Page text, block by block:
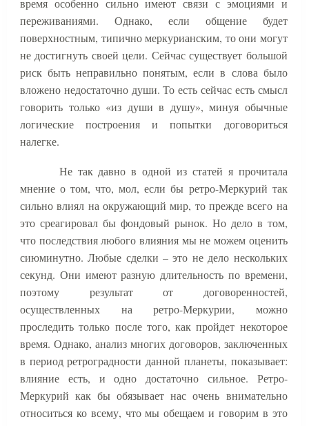
время особенно сильно имеют связи с эмоциями и
переживаниями. Однако, если общение будет
поверхностным, типично меркурианским, то они могут
не достигнуть своей цели. Сейчас существует большой
риск быть неправильно понятым, если в слова было
вложено недостаточно души. То есть сейчас есть смысл
говорить только «из души в душу», минуя обычные
логические построения и попытки договориться
налегке.
Не так давно в одной из статей я прочитала
мнение о том, что, мол, если бы ретро-Меркурий так
сильно влиял на окружающий мир, то прежде всего на
это среагировал бы фондовый рынок. Но дело в том,
что последствия любого влияния мы не можем оценить
сиюминутно. Любые сделки – это не дело нескольких
секунд. Они имеют разную длительность по времени,
поэтому результат от договоренностей,
осуществленных на ретро-Меркурии, можно
проследить только после того, как пройдет некоторое
время. Однако, анализ многих договоров, заключенных
в период ретроградности данной планеты, показывает:
влияние есть, и одно достаточно сильное. Ретро-
Меркурий как бы обязывает нас очень внимательно
относиться ко всему, что мы обещаем и говорим в это